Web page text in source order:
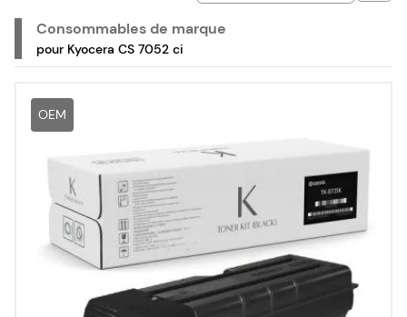
Consommables de marque
pour Kyocera CS 7052 ci
OEM